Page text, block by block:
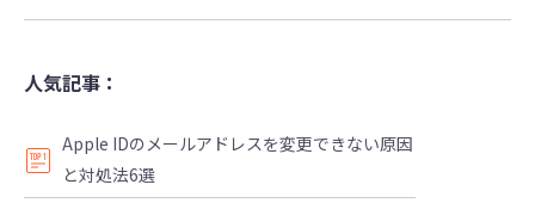
人気記事：
Apple IDのメールアドレスを変更できない原因
と対処法6選